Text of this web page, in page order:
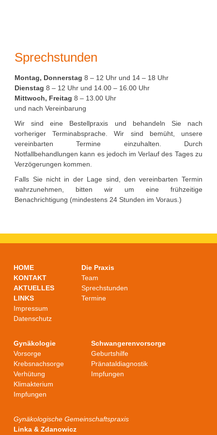
Sprechstunden
Montag, Donnerstag 8 – 12 Uhr und 14 – 18 Uhr
Dienstag 8 – 12 Uhr und 14.00 – 16.00 Uhr
Mittwoch, Freitag 8 – 13.00 Uhr
und nach Vereinbarung
Wir sind eine Bestellpraxis und behandeln Sie nach
vorheriger Terminabsprache. Wir sind bemüht, unsere
vereinbarten Termine einzuhalten. Durch
Notfallbehandlungen kann es jedoch im Verlauf des Tages zu
Verzögerungen kommen.
Falls Sie nicht in der Lage sind, den vereinbarten Termin
wahrzunehmen, bitten wir um eine frühzeitige
Benachrichtigung (mindestens 24 Stunden im Voraus.)
HOME
KONTAKT
AKTUELLES
LINKS
Impressum
Datenschutz
Die Praxis
Team
Sprechstunden
Termine
Gynäkologie
Vorsorge
Krebsnachsorge
Verhütung
Klimakterium
Impfungen
Schwangerenvorsorge
Geburtshilfe
Pränataldiagnostik
Impfungen
Gynäkologische Gemeinschaftspraxis
Linka & Zdanowicz